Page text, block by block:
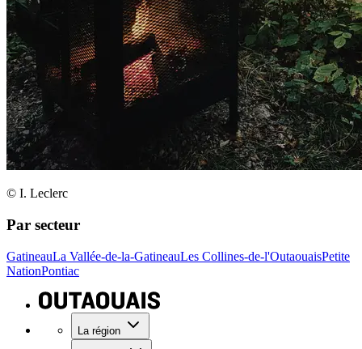
© I. Leclerc
Par secteur
GatineauLa Vallée-de-la-GatineauLes Collines-de-l'OutaouaisPetite
NationPontiac
La région